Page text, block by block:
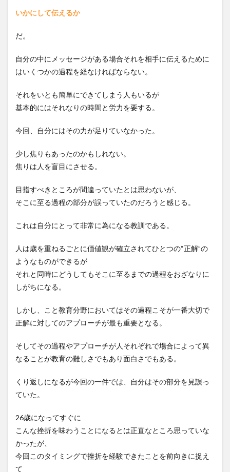
いかにして伝えるか
だ。
自分の中にメッセージがある場合それを相手に伝えるために
はいくつかの過程を経なければならない。
それをいとも簡単にできてしまう人もいるが
基本的にはそれなりの時間と労力を要する。
今回、自分にはその力が足りていなかった。
少し焦りもあったのかもしれない。
焦りは人を盲目にさせる。
目指すべきところが間違っていたとは思わないが、
そこに至る過程の部分が誤っていたのだろうと感じる。
これは自分にとって非常に為になる教訓である。
人は歳を重ねるごとに価値観が確立されてひとつの“正解”の
ようなものができるが
それと同時にどうしてもそこに至るまでの過程をおざなりに
しがちになる。
しかし、こと教育分野においてはその過程こそが一番大切で
正解に対してのアプローチが最も重要となる。
そしてその過程やアプローチが人それぞれで場合によって異
なることが教育の難しさでもあり面白さでもある。
くり返しになるが今回の一件では、自分はその部分を見誤っ
ていた。
26歳になってすぐに
こんな挫折を味わうことになるとは正直なところ思っていな
かったが、
今回このタイミングで挫折を経験できたことを前向きに捉え
て